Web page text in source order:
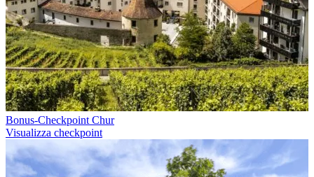
Bonus-Checkpoint Chur
Visualizza checkpoint